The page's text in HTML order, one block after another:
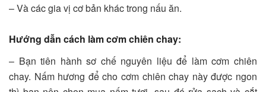
– Và các gia vị cơ bản khác trong nấu ăn.
Hướng dẫn cách làm cơm chiên chay:
– Bạn tiên hành sơ chế nguyên liệu để làm cơm chiên
chay. Nấm hương để cho cơm chiên chay này được ngon